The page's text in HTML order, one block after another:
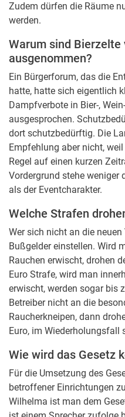
Zudem dürfen die Räume
werden.
Warum sind Bierzelte
ausgenommen?
Ein Bürgerforum, das die
hatte, hatte sich eigentlich
Dampfverbote in Bier-,
ausgesprochen.
dort schutzbedürftig. Die
Empfehlung aber nicht,
Regel auf einen kurzen
Vordergrund stehe weniger
als der Eventcharakter.
Welche Strafen
Wer sich nicht an die
Bußgelder einstellen. Wird
Rauchen erwischt, drohen
Euro Strafe, wird man
erwischt, werden sogar bis
Betreiber nicht an die
Raucherkneipen, dann
Euro, im Wiederholungsfall
Wie wird das Gesetz
Für die Umsetzung des
betroffener Einrichtungen
Wilhelma ist man dem